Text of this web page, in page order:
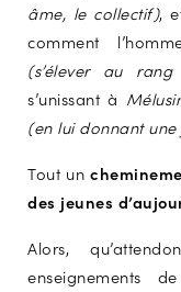
âme, le collectif),
comment
(s’élever au
s’unissant à
(en lui donnant
Tout un
des jeunes
Alors,
enseignements